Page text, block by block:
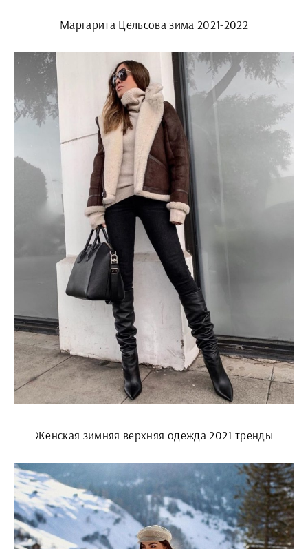
Маргарита Цельсова зима 2021-2022
Женская зимняя верхняя одежда 2021 тренды